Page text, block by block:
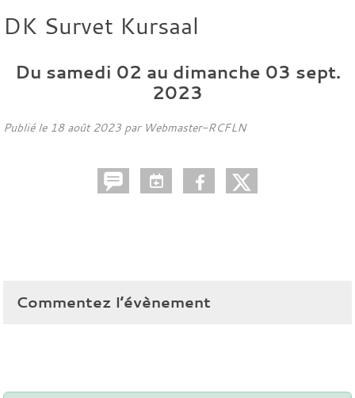
DK Survet Kursaal
Du samedi 02 au dimanche 03 sept.
2023
Publié le 18 août 2023par Webmaster-RCFLN
Commentez l’évènement